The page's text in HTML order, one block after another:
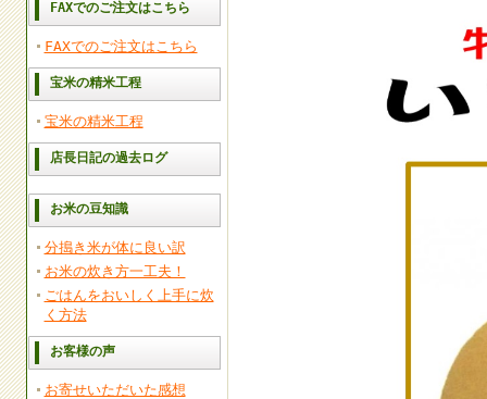
FAXでのご注文はこちら
FAXでのご注文はこちら
宝米の精米工程
宝米の精米工程
店長日記の過去ログ
お米の豆知識
分搗き米が体に良い訳
お米の炊き方一工夫！
ごはんをおいしく上手に炊
く方法
お客様の声
お寄せいただいた感想